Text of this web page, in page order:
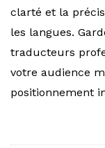
clarté et la
les langues.
traducteurs
votre audience
positionnement